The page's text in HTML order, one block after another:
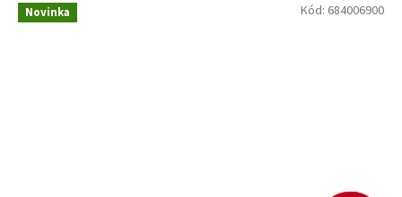
Novinka Kód: 684006900